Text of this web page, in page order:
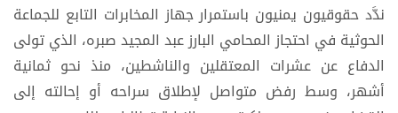
ندَّد حقوقيون يمنيون باستمرار جهاز المخابرات التابع للجماعة
الحوثية في احتجاز المحامي البارز عبد المجيد صبره، الذي تولى
الدفاع عن عشرات المعتقلين والناشطين، منذ نحو ثمانية
أشهر، وسط رفض متواصل لإطلاق سراحه أو إحالته إلى